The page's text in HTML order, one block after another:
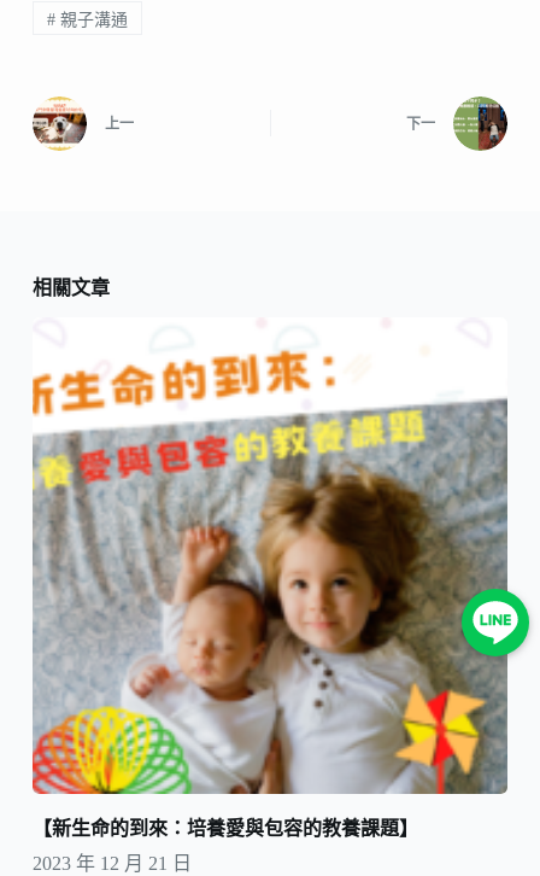
# 親子溝通
上一 下一
相關文章
【新生命的到來：培養愛與包容的教養課題】
2023 年 12 月 21 日